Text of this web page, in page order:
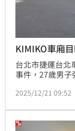
KIMIKO車廂
台北市捷運台北
事件，27歲男
樓身亡，此事引
醉男子持刀揮舞
自保建議。蔡佩
2025/12/21 09:52